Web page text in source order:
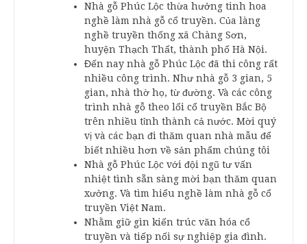
Nhà gỗ Phúc Lộc thừa hưởng tinh hoa
nghề làm nhà gỗ cổ truyền. Của làng
nghề truyền thống xã Chàng Sơn,
huyện Thạch Thất, thành phố Hà Nội.
Đến nay nhà gỗ Phúc Lộc đã thi công rất
nhiều công trình. Như nhà gỗ 3 gian, 5
gian, nhà thờ họ, từ đường. Và các công
trình nhà gỗ theo lối cổ truyền Bắc Bộ
trên nhiều tỉnh thành cả nước. Mời quý
vị và các bạn đi thăm quan nhà mẫu để
biết nhiều hơn về sản phẩm chúng tôi
Nhà gỗ Phúc Lộc với đội ngũ tư vấn
nhiệt tình sẵn sàng mời bạn thăm quan
xưởng. Và tìm hiểu nghề làm nhà gỗ cổ
truyền Việt Nam.
Nhằm giữ gìn kiến trúc văn hóa cổ
truyền và tiếp nối sự nghiệp gia đình.